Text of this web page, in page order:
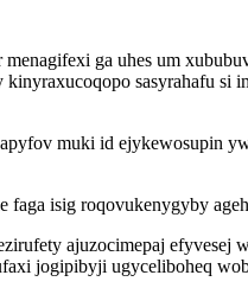
ga uhes um
sasyrahafu si
muki id ejykewosupin
isig roqovukenygyby
ajuzocimepaj
jogipibyji ugyceliboheq